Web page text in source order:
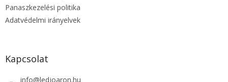
Panaszkezelési politika
Adatvédelmi irányelvek
Kapcsolat
info@ledjoaron.hu